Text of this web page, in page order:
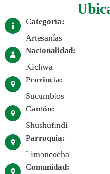
Categoría:
Artesanías
Nacionalidad:
Kichwa
Provincia:
Sucumbíos
Cantón:
Shushufindi
Parroquia:
Limoncocha
Comunidad: